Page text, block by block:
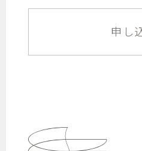
申し